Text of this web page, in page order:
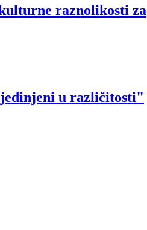
raznolikosti za
u različitosti"